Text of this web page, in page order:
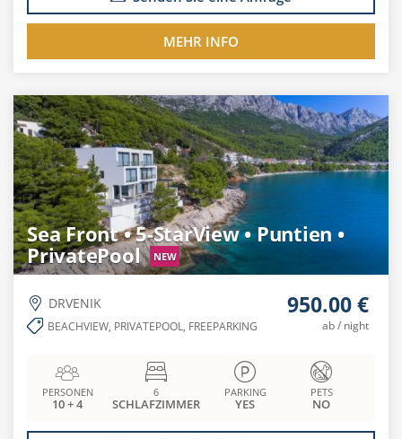
MEHR INFO
Sea Front • 5-StarView • Puntien •
PrivatePool
NEW
DRVENIK
BEACHVIEW, PRIVATEPOOL, FREEPARKING
950.00 €
ab / night
PERSONEN
10 + 4
6
SCHLAFZIMMER
PARKING
YES
PETS
NO